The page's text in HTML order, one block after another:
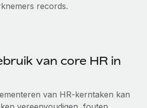
HR-functies voor je team
aan Remote met onze MCP
grote bedrijven
functiebeschrijvingen
records.
van core HR in
van HR-kerntaken kan